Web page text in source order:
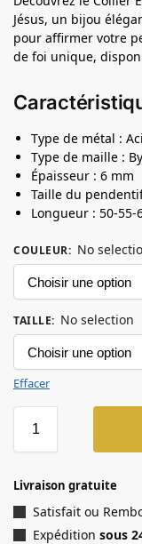
Jésus, un bijou
pour affirmer votre
de foi unique,
Type de métal :
Type de maille :
Épaisseur : 6 mm
Taille du
Longueur : 50-55-
COULEUR: No
TAILLE: No selection
Effacer
Livraison gratuite
Satisfait ou
Expédition sous